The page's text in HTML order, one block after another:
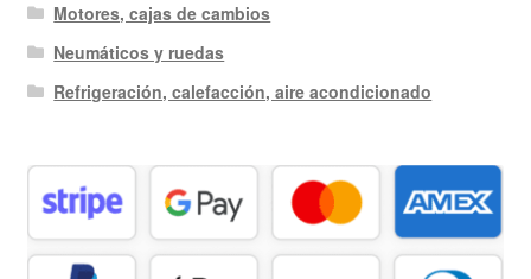
Motores, cajas de cambios
Neumáticos y ruedas
Refrigeración, calefacción, aire acondicionado